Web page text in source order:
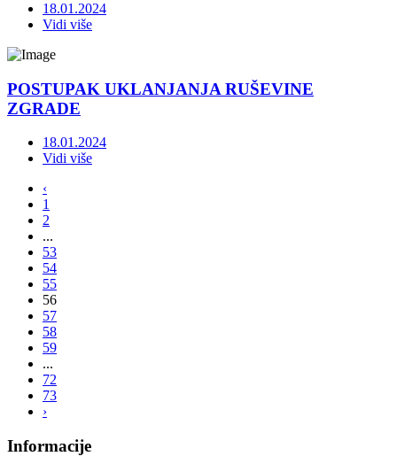
18.01.2024
Vidi više
POSTUPAK UKLANJANJA RUŠEVINE
ZGRADE
18.01.2024
Vidi više
‹
1
2
...
53
54
55
56
57
58
59
...
72
73
›
Informacije